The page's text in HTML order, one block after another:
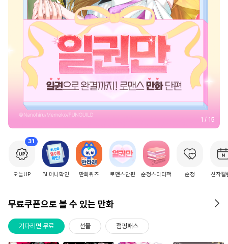
2 / 15
31
오늘UP BL머니확인 만화퀴즈 로맨스단편 순정스타터팩 순정 신작캘
무료쿠폰으로 볼 수 있는 만화
기다리면 무료 선물 점핑패스